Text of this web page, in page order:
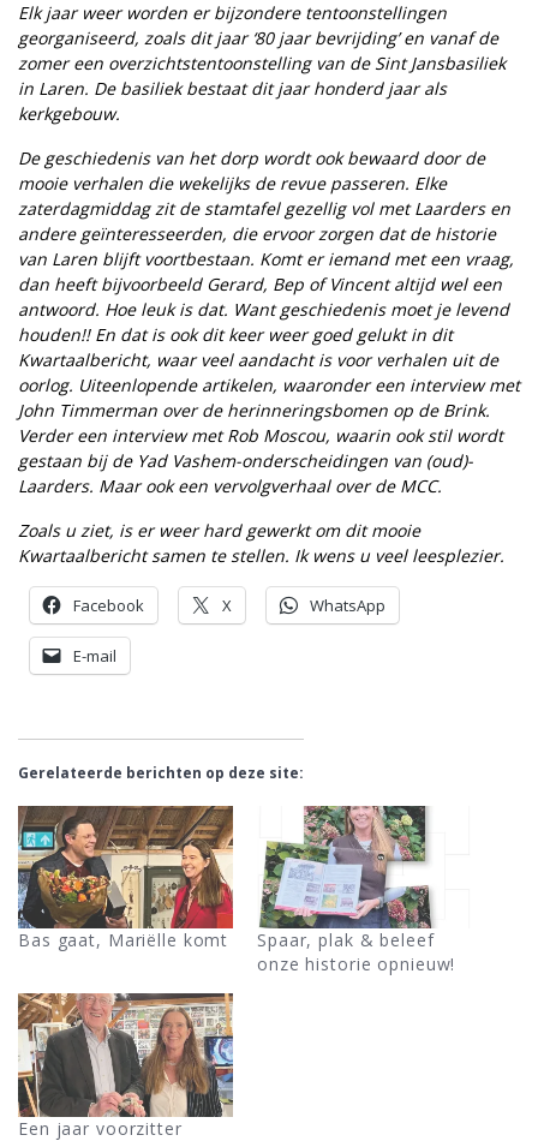
Elk jaar weer worden er bijzondere tentoonstellingen
georganiseerd, zoals dit jaar ‘80 jaar bevrijding’ en vanaf de
zomer een overzichtstentoonstelling van de Sint Jansbasiliek
in Laren. De basiliek bestaat dit jaar honderd jaar als
kerkgebouw.
De geschiedenis van het dorp wordt ook bewaard door de
mooie verhalen die wekelijks de revue passeren. Elke
zaterdagmiddag zit de stamtafel gezellig vol met Laarders en
andere geïnteresseerden, die ervoor zorgen dat de historie
van Laren blijft voortbestaan. Komt er iemand met een vraag,
dan heeft bijvoorbeeld Gerard, Bep of Vincent altijd wel een
antwoord. Hoe leuk is dat. Want geschiedenis moet je levend
houden!! En dat is ook dit keer weer goed gelukt in dit
Kwartaalbericht, waar veel aandacht is voor verhalen uit de
oorlog. Uiteenlopende artikelen, waaronder een interview met
John Timmerman over de herinneringsbomen op de Brink.
Verder een interview met Rob Moscou, waarin ook stil wordt
gestaan bij de Yad Vashem-onderscheidingen van (oud)-
Laarders. Maar ook een vervolgverhaal over de MCC.
Zoals u ziet, is er weer hard gewerkt om dit mooie
Kwartaalbericht samen te stellen. Ik wens u veel leesplezier.
Facebook X WhatsApp
E-mail
Gerelateerde berichten op deze site:
Bas gaat, Mariëlle komt
Spaar, plak & beleef
onze historie opnieuw!
Een jaar voorzitter